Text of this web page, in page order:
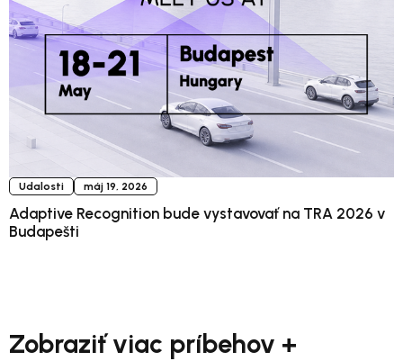
Udalosti máj 19, 2026
Adaptive Recognition bude vystavovať na TRA 2026 v
Budapešti
Zobraziť viac príbehov +